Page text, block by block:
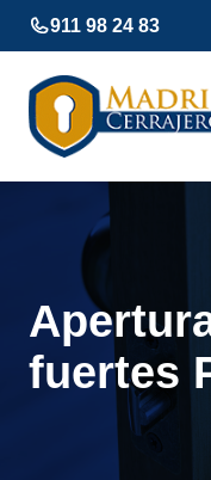
Saltar
al
contenido
911 98 24 83
fuertes